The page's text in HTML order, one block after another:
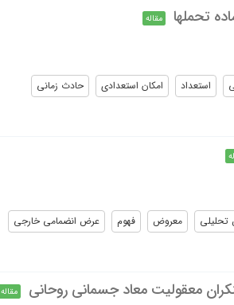
تحملها مقاله
استعداد امکان استعدادی حادث زمانی
معروض فهوم عرض انضمامی خارجی
معقولیت معاد جسمانی روحانی مقاله